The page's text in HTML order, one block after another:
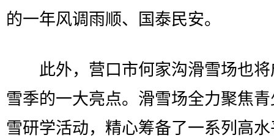
的一年风调雨顺、国泰民安。
此外，营口市何家沟滑雪场也将
雪季的一大亮点。滑雪场全力聚焦
雪研学活动，精心筹备了一系列高